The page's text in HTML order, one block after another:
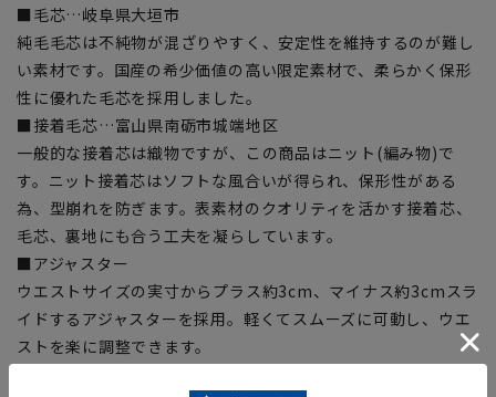
■毛芯…岐阜県大垣市
純毛毛芯は不純物が混ざりやすく、安定性を維持するのが難し
い素材です。国産の希少価値の高い限定素材で、柔らかく保形
性に優れた毛芯を採用しました。
■接着毛芯…富山県南砺市城端地区
一般的な接着芯は織物ですが、この商品はニット(編み物)で
す。ニット接着芯はソフトな風合いが得られ、保形性がある
為、型崩れを防ぎます。表素材のクオリティを活かす接着芯、
毛芯、裏地にも合う工夫を凝らしています。
■アジャスター
ウエストサイズの実寸からプラス約3cm、マイナス約3cmスラ
イドするアジャスターを採用。軽くてスムーズに可動し、ウエ
ストを楽に調整できます。